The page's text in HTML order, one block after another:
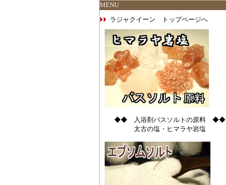
MENU
ラジャクイーン トップページへ
◆◆ 入浴剤バスソルトの原料 ◆◆
太古の塩・ヒマラヤ岩塩